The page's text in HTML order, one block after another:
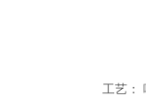
工艺：